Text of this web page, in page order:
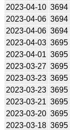
2023-04-10 3694
2023-04-06 3694
2023-04-06 3694
2023-04-03 3695
2023-04-01 3695
2023-03-27 3695
2023-03-23 3695
2023-03-23 3695
2023-03-21 3695
2023-03-20 3695
2023-03-18 3695